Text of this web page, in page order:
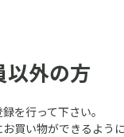
以外の方
を行って下さい。
買い物ができるように